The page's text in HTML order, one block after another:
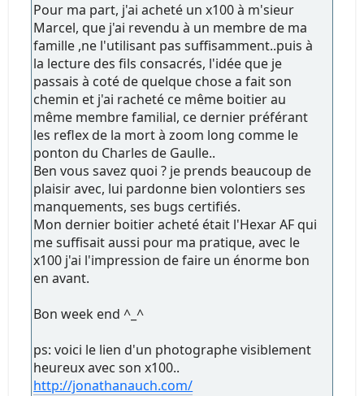
Pour ma part, j'ai acheté un x100 à m'sieur
Marcel, que j'ai revendu à un membre de ma
famille ,ne l'utilisant pas suffisamment..puis à
la lecture des fils consacrés, l'idée que je
passais à coté de quelque chose a fait son
chemin et j'ai racheté ce même boitier au
même membre familial, ce dernier préférant
les reflex de la mort à zoom long comme le
ponton du Charles de Gaulle..
Ben vous savez quoi ? je prends beaucoup de
plaisir avec, lui pardonne bien volontiers ses
manquements, ses bugs certifiés.
Mon dernier boitier acheté était l'Hexar AF qui
me suffisait aussi pour ma pratique, avec le
x100 j'ai l'impression de faire un énorme bon
en avant.
Bon week end ^_^
ps: voici le lien d'un photographe visiblement
heureux avec son x100..
http://jonathanauch.com/